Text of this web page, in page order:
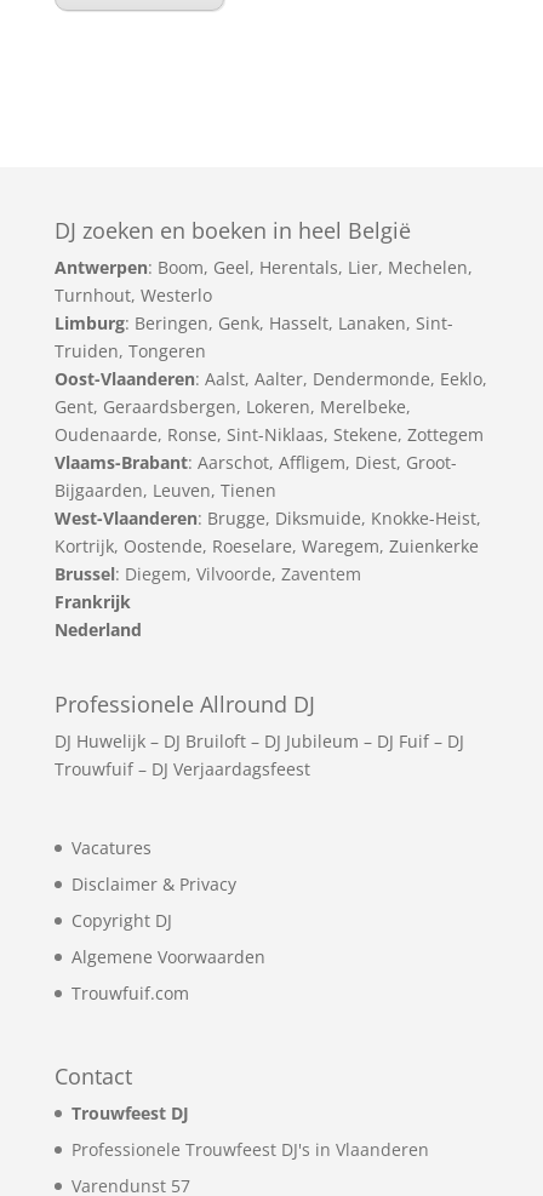
DJ zoeken en boeken in heel België
Antwerpen: Boom, Geel, Herentals, Lier, Mechelen,
Turnhout, Westerlo
Limburg: Beringen, Genk, Hasselt, Lanaken, Sint-
Truiden, Tongeren
Oost-Vlaanderen: Aalst, Aalter, Dendermonde, Eeklo,
Gent, Geraardsbergen, Lokeren, Merelbeke,
Oudenaarde, Ronse, Sint-Niklaas, Stekene, Zottegem
Vlaams-Brabant: Aarschot, Affligem, Diest, Groot-
Bijgaarden, Leuven, Tienen
West-Vlaanderen: Brugge, Diksmuide, Knokke-Heist,
Kortrijk, Oostende, Roeselare, Waregem, Zuienkerke
Brussel: Diegem, Vilvoorde, Zaventem
Frankrijk
Nederland
Professionele Allround DJ
DJ Huwelijk– DJ Bruiloft– DJ Jubileum – DJ Fuif– DJ
Trouwfuif– DJ Verjaardagsfeest
Vacatures
Disclaimer & Privacy
Copyright DJ
Algemene Voorwaarden
Trouwfuif.com
Contact
Trouwfeest DJ
Professionele Trouwfeest DJ's in Vlaanderen
Varendunst 57